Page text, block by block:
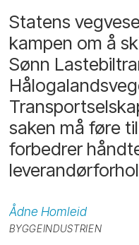
Statens
kampen om å
Sønn
saken må føre
forbedrer
Ådne Homleid
BYGGEINDUSTRIEN